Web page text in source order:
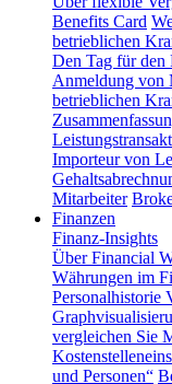
Benefits Card
betrieblichen
Den Tag für den
Anmeldung von
betrieblichen
Importeur von
Mitarbeiter
Finanzen
Finanz-Insights
Über Financial
Währungen im
Personalhistorie
vergleichen Sie
und Personen“